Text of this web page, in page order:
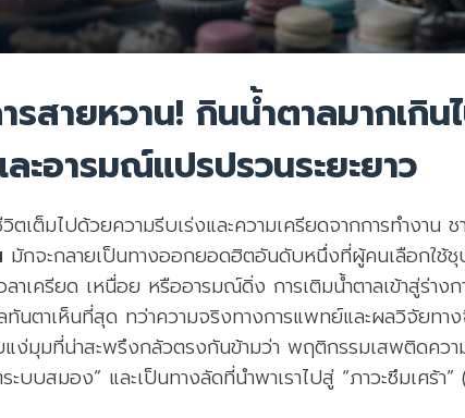
สายหวาน! กินน้ำตาลมากเกิน
ะอารมณ์แปรปรวนระยะยาว
เต็มไปด้วยความรีบเร่งและความเครียดจากการทำงาน
มักจะกลายเป็นทางออกยอดฮิตอันดับหนึ่งที่ผู้คนเลือกใช้ชุบ
ลาเครียด เหนื่อย หรืออารมณ์ดิ่ง การเติมน้ำตาลเข้าสู่ร่า
ทันตาเห็นที่สุด ทว่าความจริงทางการแพทย์และผลวิจัยทา
ง่มุมที่น่าสะพรึงกลัวตรงกันข้ามว่า พฤติกรรมเสพติดควา
ะบบสมอง” และเป็นทางลัดที่นำพาเราไปสู่ “ภาวะซึมเศร้